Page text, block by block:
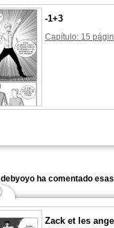
-1+3
Capítulo: 15
debyoyo ha comentado
Zack et les